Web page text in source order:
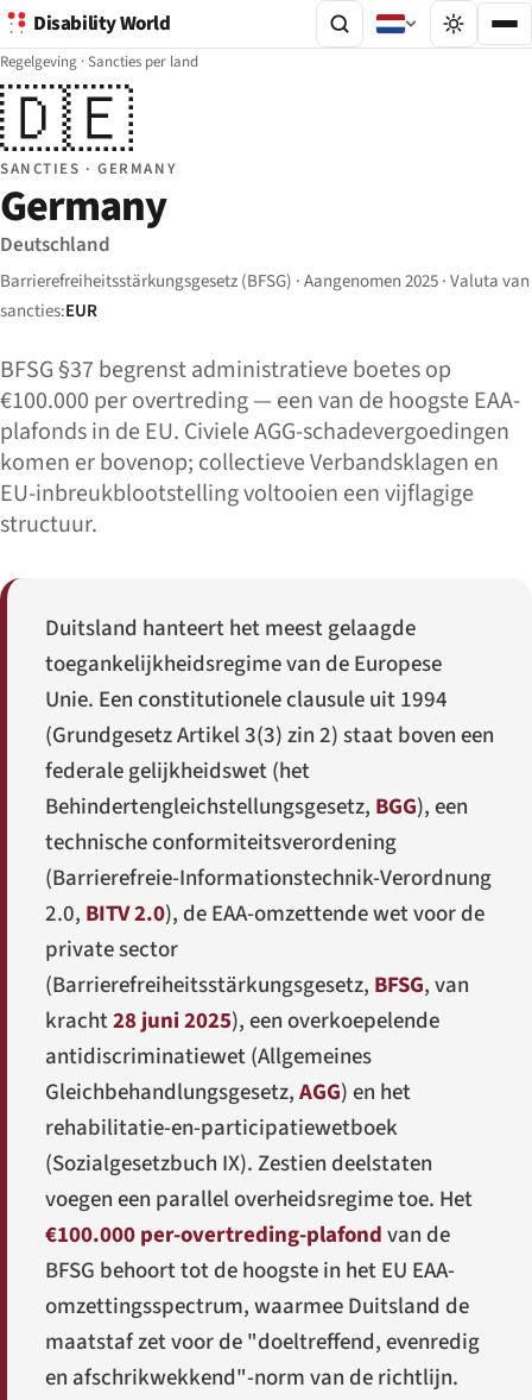
Disability World
Regelgeving ·Sancties per land
🇩🇪
SANCTIES · GERMANY
Germany
Deutschland
Barrierefreiheitsstärkungsgesetz (BFSG) · Aangenomen 2025 · Valuta van
sancties:EUR
BFSG §37 begrenst administratieve boetes op
€100.000 per overtreding — een van de hoogste EAA-
plafonds in de EU. Civiele AGG-schadevergoedingen
komen er bovenop; collectieve Verbandsklagen en
EU-inbreukblootstelling voltooien een vijflagige
structuur.
Duitsland hanteert het meest gelaagde
toegankelijkheidsregime van de Europese
Unie. Een constitutionele clausule uit 1994
(GrundgesetzArtikel 3(3) zin 2) staat boven een
federale gelijkheidswet (het
Behindertengleichstellungsgesetz, BGG), een
technische conformiteitsverordening
(Barrierefreie-Informationstechnik-Verordnung
2.0, BITV 2.0), de EAA-omzettende wet voor de
private sector
(Barrierefreiheitsstärkungsgesetz, BFSG, van
kracht28 juni 2025), een overkoepelende
antidiscriminatiewet (Allgemeines
Gleichbehandlungsgesetz,AGG) en het
rehabilitatie-en-participatiewetboek
(Sozialgesetzbuch IX). Zestien deelstaten
voegen een parallel overheidsregime toe. Het
€100.000 per-overtreding-plafondvan de
BFSG behoort tot de hoogste in het EU EAA-
omzettingsspectrum, waarmee Duitsland de
maatstaf zet voor de "doeltreffend, evenredig
en afschrikwekkend"-norm van de richtlijn.